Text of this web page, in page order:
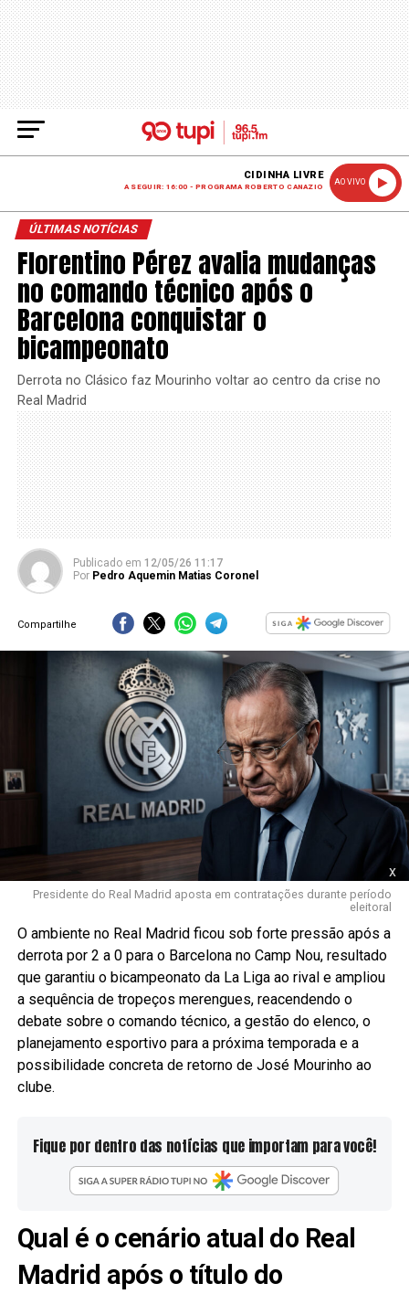
CIDINHA LIVRE
A SEGUIR: 16:00 - PROGRAMA ROBERTO CANAZIO
AO VIVO
ÚLTIMAS NOTÍCIAS
Florentino Pérez avalia mudanças
no comando técnico após o
Barcelona conquistar o
bicampeonato
Derrota no Clásico faz Mourinho voltar ao centro da crise no
Real Madrid
Publicado em 12/05/26 11:17
Por Pedro Aquemin Matias Coronel
Compartilhe
x
Presidente do Real Madrid aposta em contratações durante período
eleitoral
O ambiente no Real Madrid ficou sob forte pressão após a
derrota por 2 a 0 para o Barcelona no Camp Nou, resultado
que garantiu o bicampeonato da La Liga ao rival e ampliou
a sequência de tropeços merengues, reacendendo o
debate sobre o comando técnico, a gestão do elenco, o
planejamento esportivo para a próxima temporada e a
possibilidade concreta de retorno de José Mourinho ao
clube.
Fique por dentro das notícias que importam para você!
Qual é o cenário atual do Real
Madrid após o título do